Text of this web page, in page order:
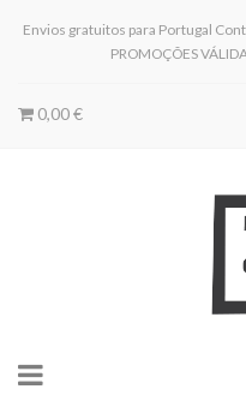
Envios gratuitos para Portugal
PROMOÇÕES
0,00 €
Toggle